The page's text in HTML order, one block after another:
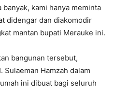
kami hanya meminta
didengar dan diakomodir
mantan bupati Merauke ini.
bangunan tersebut,
Sulaeman Hamzah dalam
ini dibuat bagi seluruh